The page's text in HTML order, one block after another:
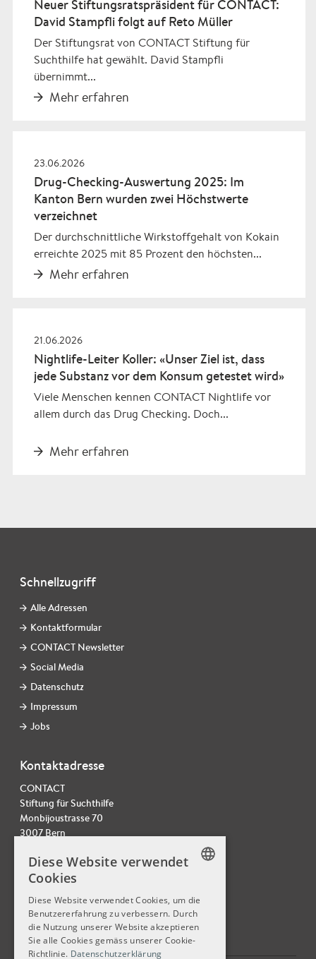
Neuer Stiftungsratspräsident für CONTACT:
David Stampfli folgt auf Reto Müller
Der Stiftungsrat von CONTACT Stiftung für
Suchthilfe hat gewählt. David Stampfli
übernimmt...
Mehr erfahren
23.06.2026
Drug-Checking-Auswertung 2025: Im
Kanton Bern wurden zwei Höchstwerte
verzeichnet
Der durchschnittliche Wirkstoffgehalt von Kokain
erreichte 2025 mit 85 Prozent den höchsten...
Mehr erfahren
21.06.2026
Nightlife-Leiter Koller: «Unser Ziel ist, dass
jede Substanz vor dem Konsum getestet wird»
Viele Menschen kennen CONTACT Nightlife vor
allem durch das Drug Checking. Doch...
Mehr erfahren
Schnellzugriff
Alle Adressen
Kontaktformular
CONTACT Newsletter
Social Media
Datenschutz
Impressum
Jobs
Kontaktadresse
CONTACT
Stiftung für Suchthilfe
Monbijoustrasse 70
3007 Bern
info@contactmail.ch
GERMAN
FRENCH
Diese Website verwendet
Cookies
Diese Website verwendet Cookies, um die
Benutzererfahrung zu verbessern. Durch
die Nutzung unserer Website akzeptieren
Sie alle Cookies gemäss unserer Cookie-
Richtlinie. Datenschutzerklärung